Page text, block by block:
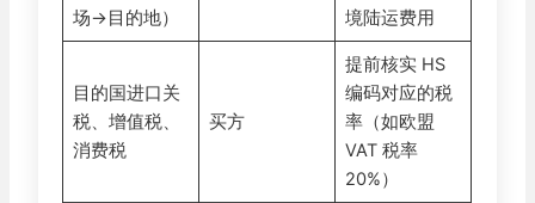
场→目的地）
境陆运费用
目的国进口关
税、增值税、
消费税
买方
提前核实 HS
编码对应的税
率（如欧盟
VAT 税率
20%）